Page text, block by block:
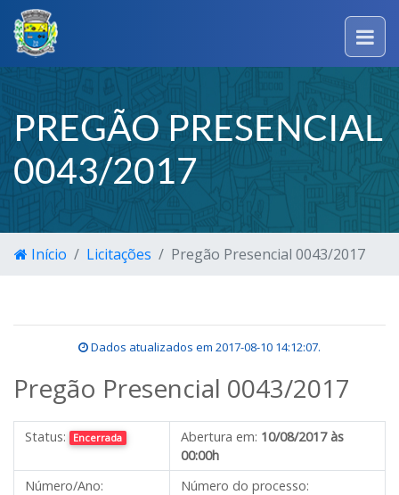
PREGÃO PRESENCIAL
0043/2017
Início Licitações Pregão Presencial 0043/2017
Dados atualizados em 2017-08-10 14:12:07.
Pregão Presencial 0043/2017
Status: Encerrada Abertura em: 10/08/2017 às
00:00h
Número/Ano:
Número do processo: